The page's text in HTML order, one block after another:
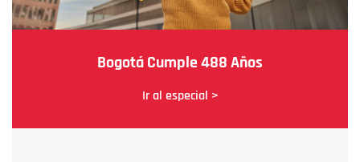
Bogotá Cumple 488 Años
Ir al especial >